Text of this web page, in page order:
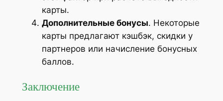
карты.
Дополнительные бонусы. Некоторые
карты предлагают кэшбэк, скидки у
партнеров или начисление бонусных
баллов.
Заключение